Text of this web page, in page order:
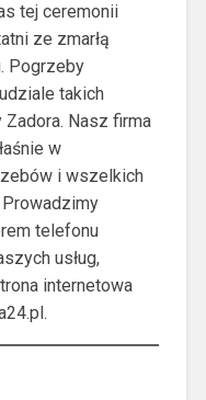
tej ceremonii
ze zmarłą
Pogrzeby
takich
Zadora. Nasz firma
w
i wszelkich
telefonu
usług,
internetowa